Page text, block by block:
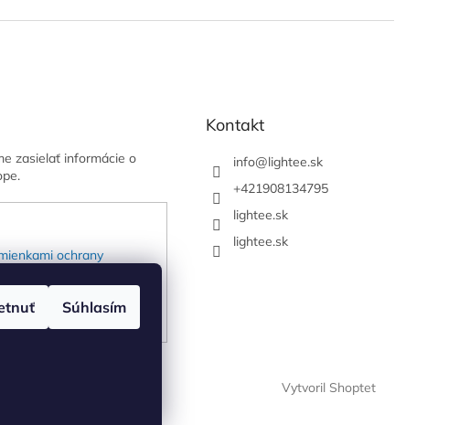
Súhlasím
zasielať informácie o
ochrany
Kontakt
info@lightee.sk
+421908134795
lightee.sk
lightee.sk
Vytvoril Shoptet